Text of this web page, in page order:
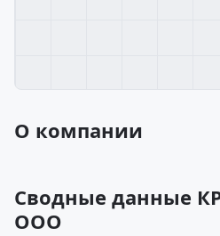
О компании
Сводные данные
ООО